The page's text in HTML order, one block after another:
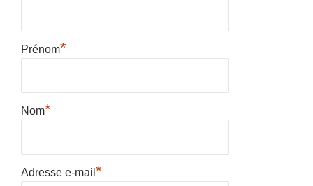
Prénom*
Nom*
Adresse e-mail *